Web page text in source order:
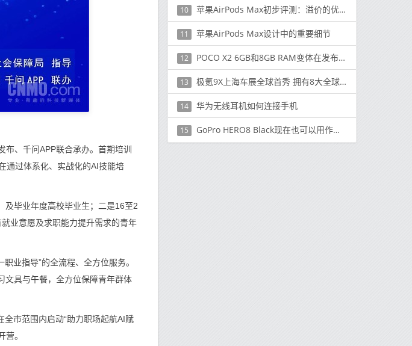
、千问APP联合承办。首期培训
通过体系化、实战化的AI技能培
毕业年度高校毕业生；二是16至2
业意愿及求职能力提升需求的青年
业指导”的全流程、全方位服务。
文具与午餐，全方位保障青年群体
市范围内启动“助力职场起航AI赋
。
10 苹果AirPods Max初步评测：溢价的优质耳机
11 苹果AirPods Max设计中的重要细节
12 POCO X2 6GB和8GB RAM变体在发布前在Geekbench上列出
13 极氪9X上海车展全球首秀 拥有8大全球之最 3季度上市
14 华为无线耳机如何连接手机
15 GoPro HERO8 Black现在也可以用作网络摄像头